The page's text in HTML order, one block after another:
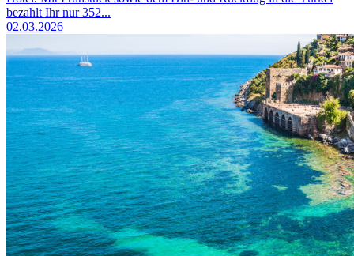
bezahlt Ihr nur 352...
02.03.2026